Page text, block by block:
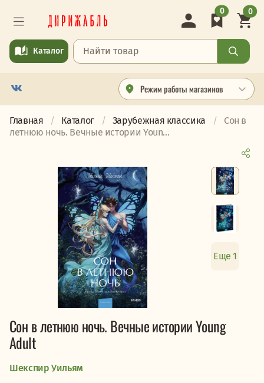
Режим работы магазинов
Каталог
0 0
Главная Каталог Зарубежная классика
Сон в
летнюю ночь. Вечные истории Youn...
Еще 1
Сон в летнюю ночь. Вечные истории Young
Adult
Шекспир Уильям